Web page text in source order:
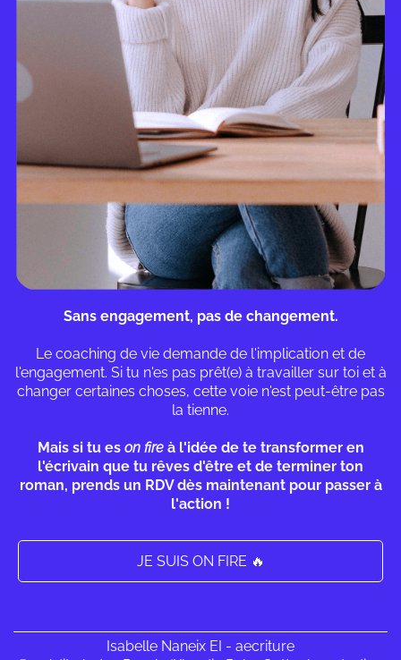
Sans engagement, pas de changement.
Le coaching de vie demande de l'implication et de
l'engagement. Si tu n'es pas prêt(e) à travailler sur toi et à
changer certaines choses, cette voie n'est peut-être pas
la tienne.
Mais si tu es on fireà l'idée de te transformer en
l'écrivain que tu rêves d'être et de terminer ton
roman, prends un RDV dès maintenant pour passer à
l'action !
JE SUIS ON FIRE 🔥
Isabelle Naneix EI - aecriture